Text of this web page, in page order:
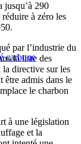
jusqu’à 290
à zéro les
carbone
par l’industrie du
la liste des
la directive sur les
être admis dans le
le charbon
à une législation
et la